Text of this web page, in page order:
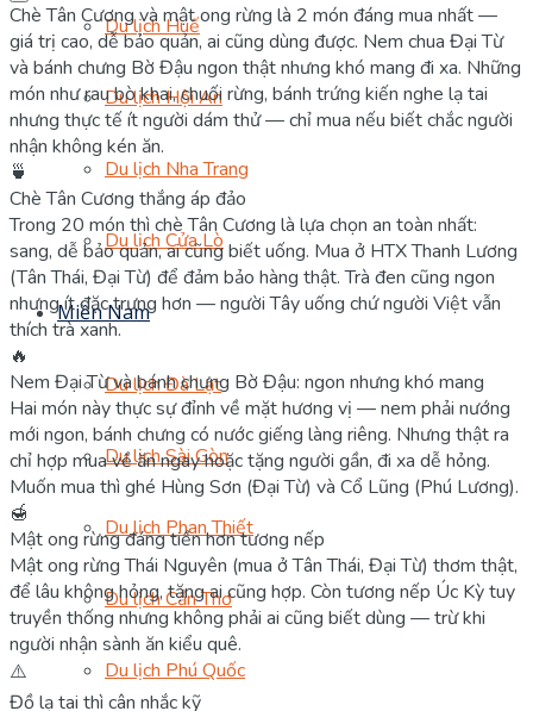
Du lịch Huế
Du lịch Hội An
Du lịch Nha Trang
Du lịch Cửa Lò
Miền Nam
Du lịch Đà Lạt
Du lịch Sài Gòn
Du lịch Phan Thiết
Du lịch Cần Thơ
Du lịch Phú Quốc
Chè Tân Cương và mật ong rừng là 2 món đáng mua nhất —
giá trị cao, dễ bảo quản, ai cũng dùng được. Nem chua Đại Từ
và bánh chưng Bờ Đậu ngon thật nhưng khó mang đi xa. Những
món như rau bò khai, chuối rừng, bánh trứng kiến nghe lạ tai
nhưng thực tế ít người dám thử — chỉ mua nếu biết chắc người
nhận không kén ăn.
🍵
Chè Tân Cương thắng áp đảo
Trong 20 món thì chè Tân Cương là lựa chọn an toàn nhất:
sang, dễ bảo quản, ai cũng biết uống. Mua ở HTX Thanh Lương
(Tân Thái, Đại Từ) để đảm bảo hàng thật. Trà đen cũng ngon
nhưng ít đặc trưng hơn — người Tây uống chứ người Việt vẫn
thích trà xanh.
🔥
Nem Đại Từ và bánh chưng Bờ Đậu: ngon nhưng khó mang
Hai món này thực sự đỉnh về mặt hương vị — nem phải nướng
mới ngon, bánh chưng có nước giếng làng riêng. Nhưng thật ra
chỉ hợp mua về ăn ngay hoặc tặng người gần, đi xa dễ hỏng.
Muốn mua thì ghé Hùng Sơn (Đại Từ) và Cổ Lũng (Phú Lương).
🍯
Mật ong rừng đáng tiền hơn tương nếp
Mật ong rừng Thái Nguyên (mua ở Tân Thái, Đại Từ) thơm thật,
để lâu không hỏng, tặng ai cũng hợp. Còn tương nếp Úc Kỳ tuy
truyền thống nhưng không phải ai cũng biết dùng — trừ khi
người nhận sành ăn kiểu quê.
⚠️
Đồ lạ tai thì cân nhắc kỹ